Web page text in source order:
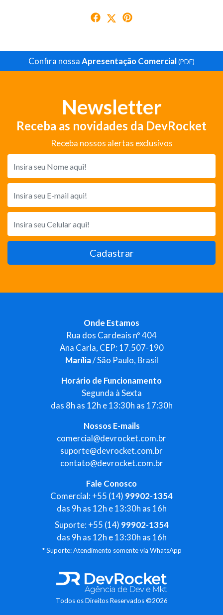
Confira nossaApresentação Comercial(PDF)
Newsletter
Receba as novidades da DevRocket
Receba nossos alertas exclusivos
Cadastrar
Onde Estamos
Rua dos Cardeais nº 404
Ana Carla, CEP: 17.507-190
Marília/ São Paulo, Brasil
Horário de Funcionamento
Segunda à Sexta
das 8h as 12h e 13:30h as 17:30h
Nossos E-mails
comercial@devrocket.com.br
suporte@devrocket.com.br
contato@devrocket.com.br
Fale Conosco
Comercial: +55 (14) 99902-1354
das 9h as 12h e 13:30h as 16h
Suporte: +55 (14) 99902-1354
das 9h as 12h e 13:30h as 16h
* Suporte: Atendimento somente via WhatsApp
Todos os Direitos Reservados ©2026